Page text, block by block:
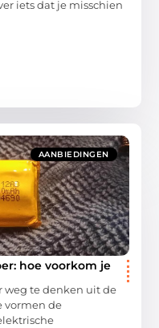
iets dat je misschien
AANBIEDINGEN
hoe voorkom je
weg te denken uit de
vormen de